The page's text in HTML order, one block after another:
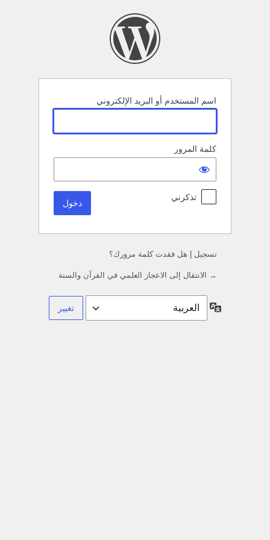
اسم المستخدم أو البريد الإلكتروني
كلمة المرور
تذكرني
تسجيل هل فقدت كلمة مرورك؟
→ الانتقال إلى الاعجاز العلمي في القرآن والسنة
اللغة